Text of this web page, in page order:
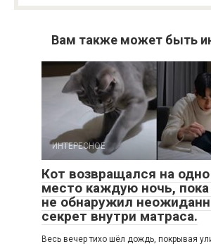
Вам также может быть
ИНТЕРЕСНОЕ
Кот возвращался на
место каждую ночь, пока
не обнаружил
секрет внутри матраса.
Весь вечер тихо шёл дождь, покрывая